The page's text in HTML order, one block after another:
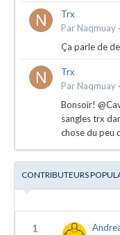
Trx
Par Naqmuay ·
Ça parle de
Trx
Par Naqmuay ·
Bonsoir!
sangles trx
chose du peu
CONTRIBUTEURS
1